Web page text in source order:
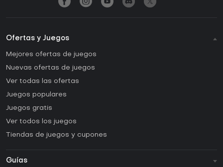
Ofertas y Juegos
Mejores ofertas de juegos
Nuevas ofertas de juegos
Ver todas las ofertas
Juegos populares
Juegos gratis
Ver todos los juegos
Tiendas de juegos y cupones
Guías